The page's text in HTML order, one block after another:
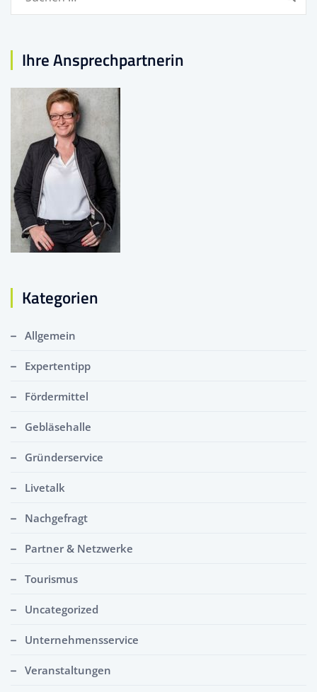
Ihre Ansprechpartnerin
Kategorien
Allgemein
Expertentipp
Fördermittel
Gebläsehalle
Gründerservice
Livetalk
Nachgefragt
Partner & Netzwerke
Tourismus
Uncategorized
Unternehmensservice
Veranstaltungen